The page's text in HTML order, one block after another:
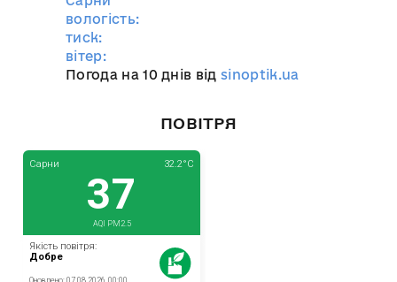
вологість:
тиск:
вітер:
Погода на 10 днів відsinoptik.ua
ПОВІТРЯ